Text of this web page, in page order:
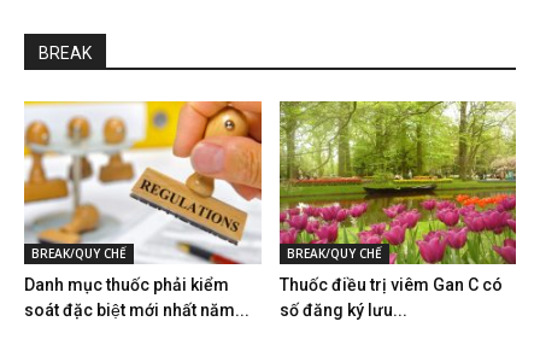
BREAK
BREAK/QUY CHẾ
Danh mục thuốc phải kiểm
soát đặc biệt mới nhất năm...
BREAK/QUY CHẾ
Thuốc điều trị viêm Gan C có
số đăng ký lưu...